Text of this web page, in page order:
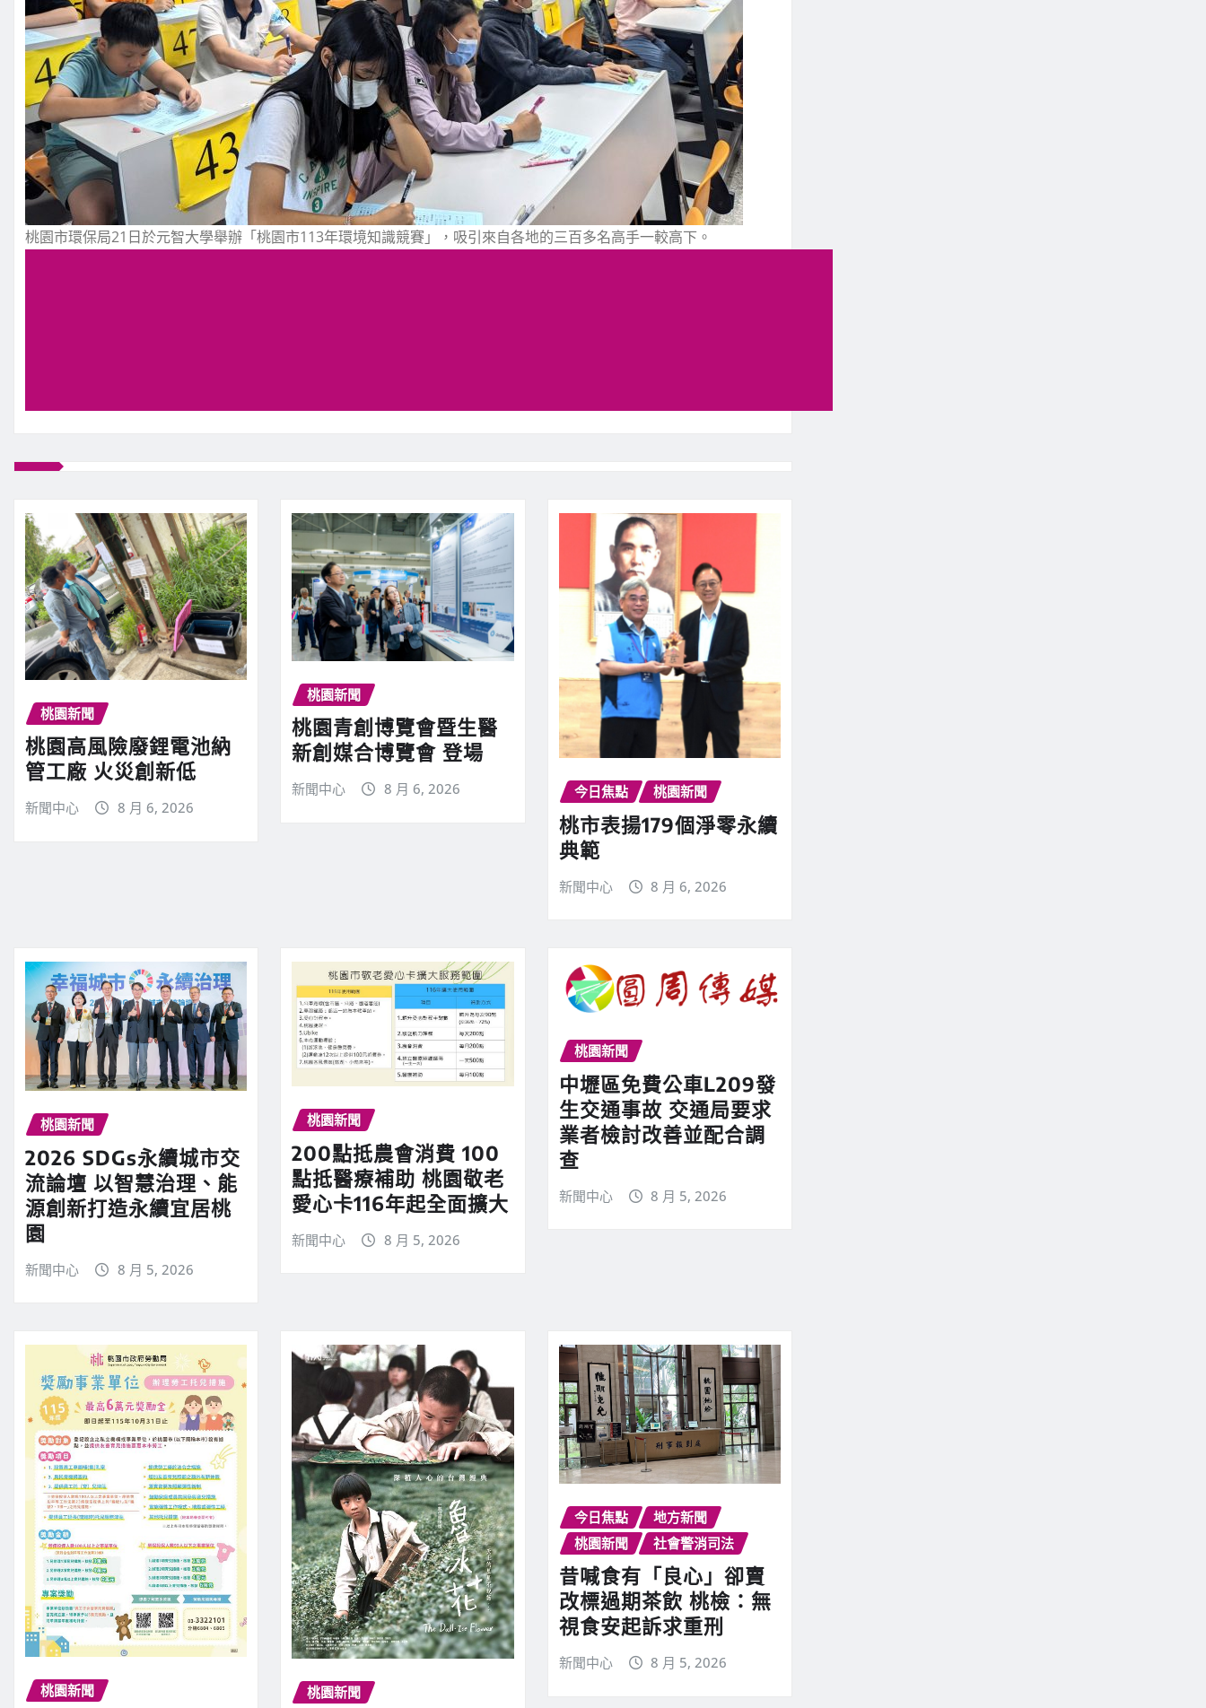
桃園市環保局21日於元智大學舉辦「桃園市113年環境知識競賽」，吸引來自各地的三百多名高手一較高下。
桃園新聞
桃園高風險廢鋰電池納
管工廠 火災創新低
新聞中心 8 月 6, 2026
桃園新聞
桃園青創博覽會暨生醫
新創媒合博覽會 登場
新聞中心 8 月 6, 2026 今日焦點 桃園新聞
桃市表揚179個淨零永續
典範
新聞中心 8 月 6, 2026
桃園新聞
2026 SDGs永續城市交
流論壇 以智慧治理、能
源創新打造永續宜居桃
園
新聞中心 8 月 5, 2026
桃園新聞
200點抵農會消費 100
點抵醫療補助 桃園敬老
愛心卡116年起全面擴大
新聞中心 8 月 5, 2026
桃園新聞
中壢區免費公車L209發
生交通事故 交通局要求
業者檢討改善並配合調
查
新聞中心 8 月 5, 2026
桃園新聞 桃園新聞
今日焦點
地方新聞
桃園新聞
社會警消司法
昔喊食有「良心」卻賣
改標過期茶飲 桃檢：無
視食安起訴求重刑
新聞中心 8 月 5, 2026